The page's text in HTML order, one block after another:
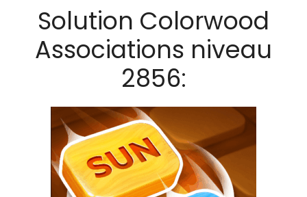
Solution Colorwood
Associations niveau
2856: